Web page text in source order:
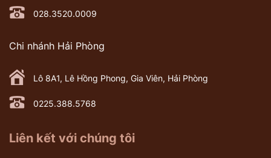
028.3520.0009
Chi nhánh Hải Phòng
Lô 8A1, Lê Hồng Phong, Gia Viên, Hải Phòng
0225.388.5768
Liên kết với chúng tôi